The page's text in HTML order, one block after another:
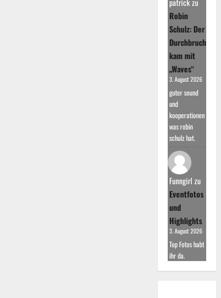
patrickzu
Robin
Schulz: Der
Durchbruch
kam mit
„Waves“
3. August 2026
guter sound
und
kooperationen
was robin
schulz hat.
Funngirl zu
Eventfotos
und
Highlights
3. August 2026
Top Fotos habt
ihr da.